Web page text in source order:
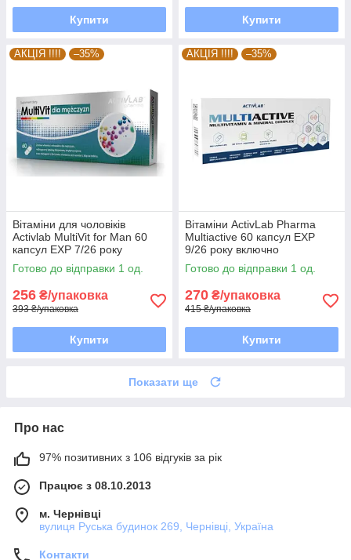
Купити Купити
АКЦІЯ !!!! –35%
Вітаміни для чоловіків
Activlab MultiVit for Man 60
капсул EXP 7/26 року
включно
Готово до відправки 1 од.
256 ₴/упаковка
393 ₴/упаковка
Купити
АКЦІЯ !!!! –35%
Вітаміни ActivLab Pharma
Multiactive 60 капсул EXP
9/26 року включно
Готово до відправки 1 од.
270 ₴/упаковка
415 ₴/упаковка
Купити
Показати ще
Про нас
97% позитивних з 106 відгуків за рік
Працює з 08.10.2013
м. Чернівці
вулиця Руська будинок 269, Чернівці, Україна
Контакти